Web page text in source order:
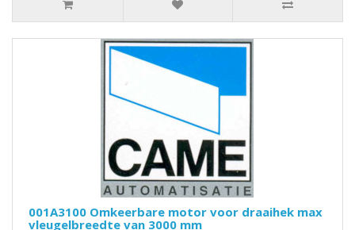
001A3100 Omkeerbare motor voor draaihek max
vleugelbreedte van 3000 mm